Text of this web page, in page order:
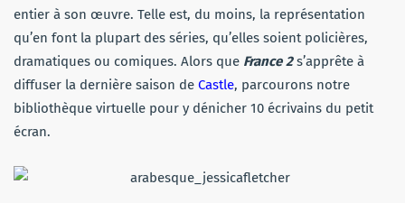
entier à son œuvre. Telle est, du moins, la représentation
qu’en font la plupart des séries, qu’elles soient policières,
dramatiques ou comiques. Alors que France 2s’apprête à
diffuser la dernière saison de Castle, parcourons notre
bibliothèque virtuelle pour y dénicher 10 écrivains du petit
écran.